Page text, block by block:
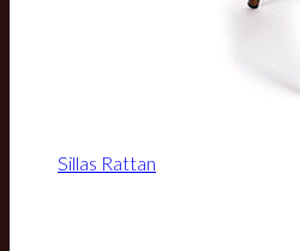
Sillas Rattan